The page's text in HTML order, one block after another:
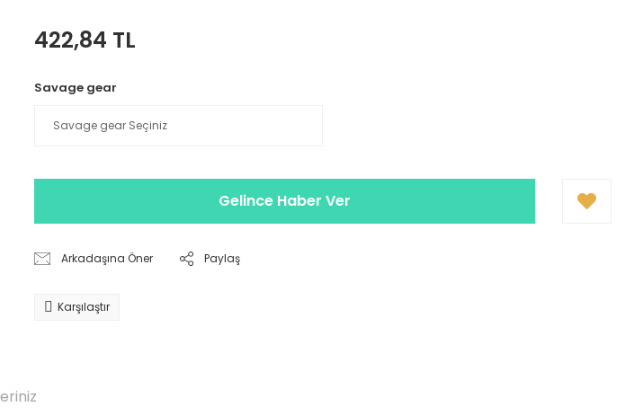
422,84 TL
Savage gear
Gelince Haber Ver
Arkadaşına Öner Paylaş
Karşılaştır